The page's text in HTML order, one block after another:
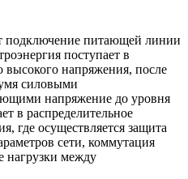
подключение питающей линии
поступает в
высокого напряжения, после
силовыми
напряжение до уровня
в распределительное
где осуществляется защита
сети, коммутация
нагрузки между